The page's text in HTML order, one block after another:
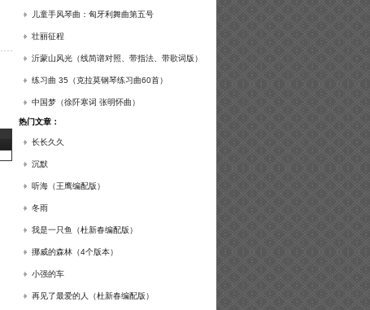
儿童手风琴曲：匈牙利舞曲第五号
壮丽征程
沂蒙山风光（线简谱对照、带指法、带歌词版）
练习曲 35（克拉莫钢琴练习曲60首）
中国梦（徐阡寒词 张明怀曲）
热门文章：
长长久久
沉默
听海（王鹰编配版）
冬雨
我是一只鱼（杜新春编配版）
挪威的森林（4个版本）
小强的车
再见了最爱的人（杜新春编配版）